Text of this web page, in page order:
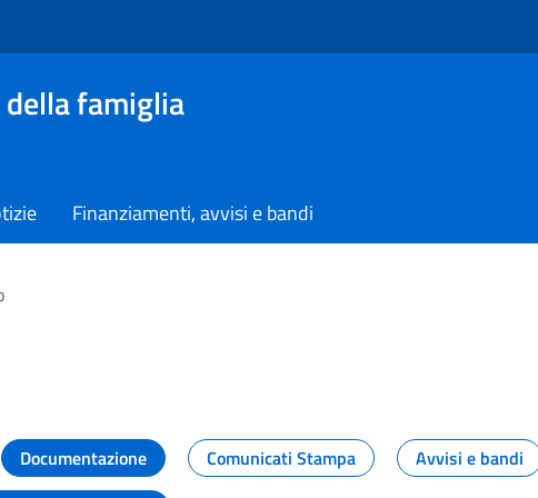
famiglia
Finanziamenti, avvisi e bandi
dal Dipartimento
Documentazione Comunicati Stampa Avvisi e bandi